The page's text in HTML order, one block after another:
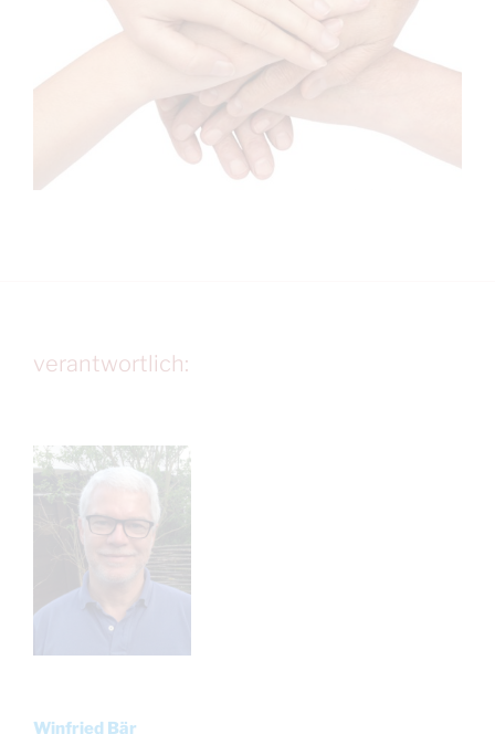
verantwortlich:
Winfried Bär